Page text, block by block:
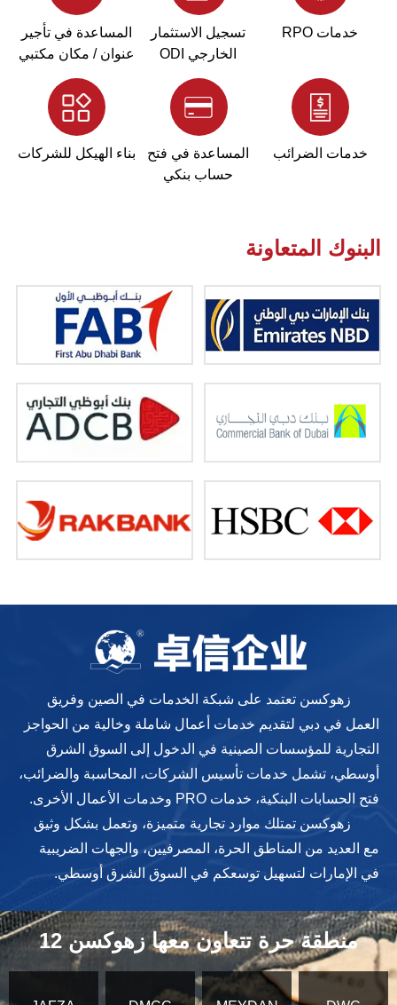
المساعدة في تأجير
عنوان / مكان مكتبي
تسجيل الاستثمار
الخارجي ODI
خدمات RPO
بناء الهيكل للشركات
المساعدة في فتح
حساب بنكي
خدمات الضرائب
البنوك المتعاونة
زهوكسن تعتمد على شبكة الخدمات في الصين وفريق
العمل في دبي لتقديم خدمات أعمال شاملة وخالية من الحواجز
التجارية للمؤسسات الصينية في الدخول إلى السوق الشرق
أوسطي، تشمل خدمات تأسيس الشركات، المحاسبة والضرائب،
فتح الحسابات البنكية، خدمات PRO وخدمات الأعمال الأخرى.
زهوكسن تمتلك موارد تجارية متميزة، وتعمل بشكل وثيق
مع العديد من المناطق الحرة، المصرفيين، والجهات الضريبية
في الإمارات لتسهيل توسعكم في السوق الشرق أوسطي.
12 منطقة حرة تتعاون معها زهوكسن